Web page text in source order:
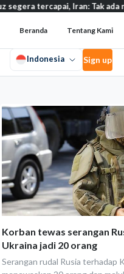
Korban tewas serangan
Ukraina jadi 20 orang
Serangan rudal Rusia terhadap
Iran: Tak ada negosiasi
Beranda Tentang Kami
Indonesia Sign up